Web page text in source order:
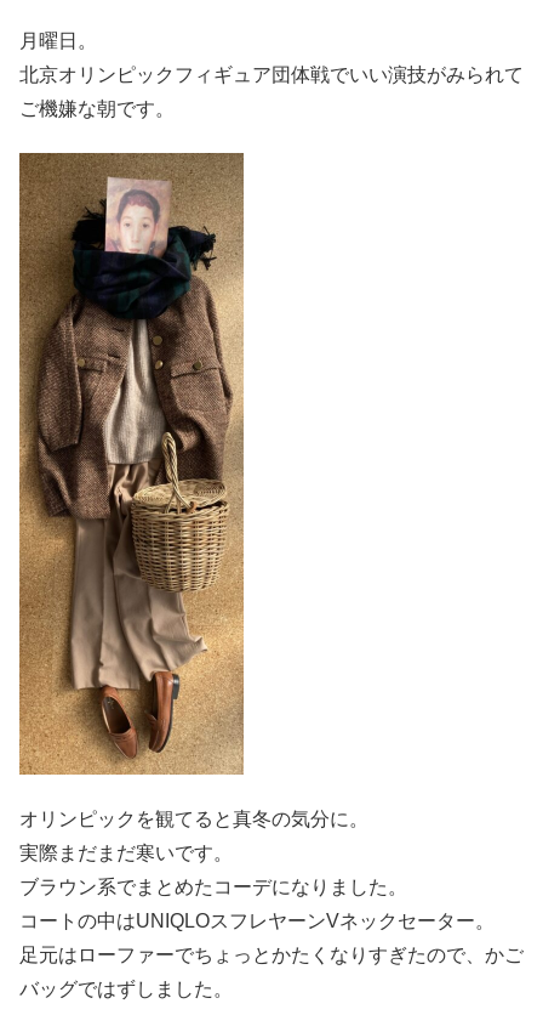
月曜日。
北京オリンピックフィギュア団体戦でいい演技がみられて
ご機嫌な朝です。
オリンピックを観てると真冬の気分に。
実際まだまだ寒いです。
ブラウン系でまとめたコーデになりました。
コートの中はUNIQLOスフレヤーンVネックセーター。
足元はローファーでちょっとかたくなりすぎたので、かご
バッグではずしました。